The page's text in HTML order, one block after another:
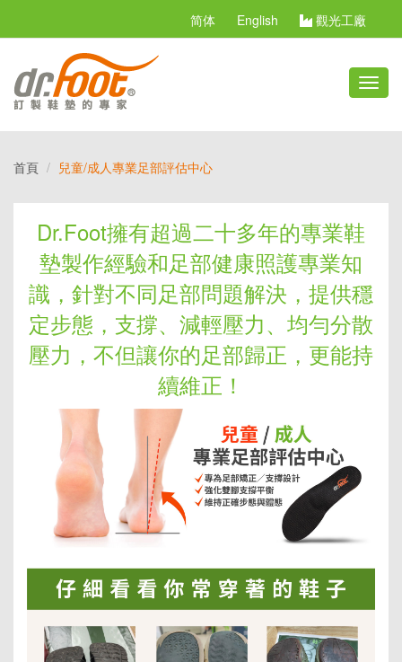
简体 English 觀光工廠
切
選
首頁 兒童/成人專業足部評估中心
Dr.Foot擁有超過二十多年的專業鞋
墊製作經驗和足部健康照護專業知
識，針對不同足部問題解決，提供穩
定步態，支撐、減輕壓力、均勻分散
壓力，不但讓你的足部歸正，更能持
續維正！